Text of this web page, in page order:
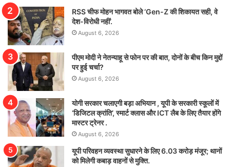
RSS चीफ मोहन भागवत बोले ‘Gen-Z की शिकायत सही, वे
देश-विरोधी नहीं’.
August 6, 2026
पीएम मोदी ने नेतन्याहू से फोन पर की बात, दोनों के बीच किन मुद्दों
पर हुई चर्चा?
August 6, 2026
योगी सरकार चलाएगी बड़ा अभियान , यूपी के सरकारी स्कूलों में
‘डिजिटल क्रांति’, स्मार्ट क्लास और ICT लैब के लिए तैयार होंगे
मास्टर ट्रेनर .
August 6, 2026
यूपी परिवहन व्यवस्था सुधारने के लिए 6.03 करोड़ मंजूर; थानों
को मिलेगी कबाड़ वाहनों से मुक्ति.